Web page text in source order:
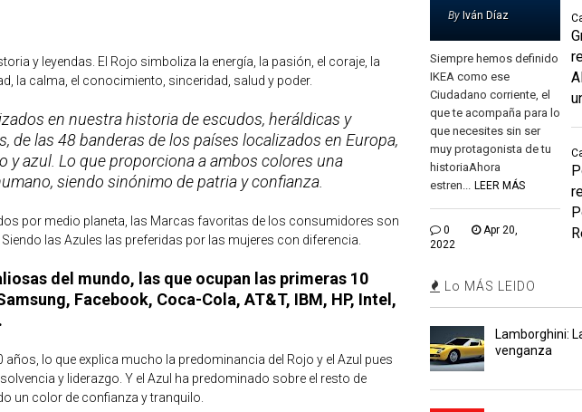
y leyendas. El Rojo simboliza la energía, la pasión, el coraje, la
la calma, el conocimiento, sinceridad, salud y poder.
en nuestra historia de escudos, heráldicas y
de las 48 banderas de los países localizados en Europa,
y azul. Lo que proporciona a ambos colores una
siendo sinónimo de patria y confianza.
por medio planeta, las Marcas favoritas de los consumidores son
las Azules las preferidas por las mujeres con diferencia.
del mundo, las que ocupan las primeras 10
Facebook, Coca-Cola, AT&T, IBM, HP, Intel,
lo que explica mucho la predominancia del Rojo y el Azul pues
y liderazgo. Y el Azul ha predominado sobre el resto de
un color de confianza y tranquilo.
By Iván Díaz
Siempre hemos definido
IKEA como ese
Ciudadano corriente, el
que te acompaña para lo
que necesites sin ser
muy protagonista de tu
historiaAhora
estren...
LEER MÁS
0
Apr 20,
2022
Lo MÁS LEIDO
Lamborghini:
venganza